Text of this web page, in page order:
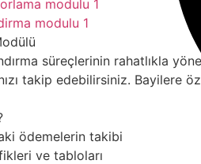
süreçlerinin rahatlıkla
takip edebilirsiniz.
ödemelerin takibi
ve tabloları